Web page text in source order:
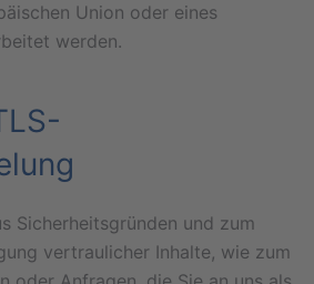
Union oder eines
werden.
Sicherheitsgründen und zum
vertraulicher Inhalte, wie zum